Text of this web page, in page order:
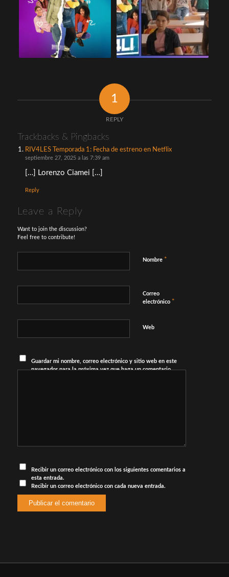
1
REPLY
Trackbacks & Pingbacks
RIV4LES Temporada 1: Fecha de estreno en Netflix
septiembre 27, 2025 a las 7:39 am
[…] Lorenzo Ciamei […]
Reply
Leave a Reply
Want to join the discussion?
Feel free to contribute!
Nombre *
Correo
electrónico *
Web
Guardar mi nombre, correo electrónico y sitio web en este
navegador para la próxima vez que haga un comentario.
Recibir un correo electrónico con los siguientes comentarios a
esta entrada.
Recibir un correo electrónico con cada nueva entrada.